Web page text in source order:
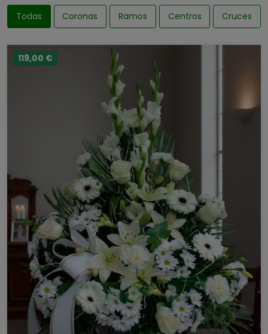
Todas Coronas Ramos Centros Cruces
119,00 €